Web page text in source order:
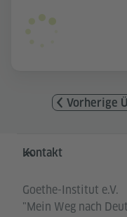
Vorherige
Service- und
Kontakt
Goethe-Institut e.V.
"Mein Weg nach